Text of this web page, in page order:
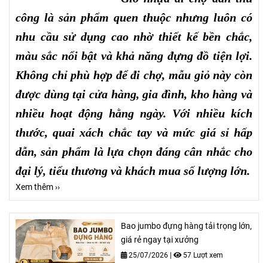
công là sản phẩm quen thuộc nhưng luôn có
nhu cầu sử dụng cao nhờ thiết kế bền chắc,
màu sắc nổi bật và khả năng đựng đồ tiện lợi.
Không chỉ phù hợp để đi chợ, mẫu giỏ này còn
được dùng tại cửa hàng, gia đình, kho hàng và
nhiều hoạt động hằng ngày. Với nhiều kích
thước, quai xách chắc tay và mức giá sỉ hấp
dẫn, sản phẩm là lựa chọn đáng cân nhắc cho
đại lý, tiểu thương và khách mua số lượng lớn.
Xem thêm ››
Bao jumbo đựng hàng tải trọng lớn,
giá rẻ ngay tại xưởng
25/07/2026 | 57 Lượt xem